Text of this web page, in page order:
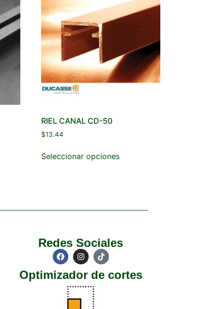
RIEL CANAL CD-50
$13.44
Seleccionar opciones
Redes Sociales
Optimizador de cortes